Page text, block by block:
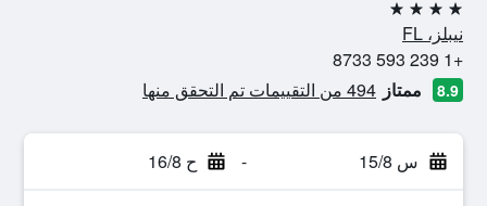
4 نجوم
نيبلز، FL
+1 239 593 8733
8.9 ممتاز 494 من التقييمات تم التحقق منها
س 15/8 - ح 16/8